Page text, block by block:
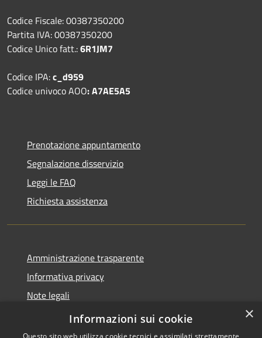
Codice Fiscale: 00387350200
Partita IVA: 00387350200
Codice Unico fatt.:6R1JM7
Codice IPA:c_d959
Codice univoco AOO: A7AE5A5
Prenotazione appuntamento
Segnalazione disservizio
Leggi le FAQ
Richiesta assistenza
Amministrazione trasparente
Informativa privacy
Note legali
Dichiarazione di accessibilità
×
Informazioni sui cookie
Questo sito web utilizza cookie tecnici e assimilati strettamente